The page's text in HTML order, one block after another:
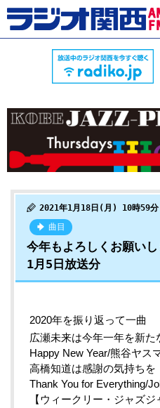
2021年1月18日(月) 10時59分
曲目
今年もよろしくお願い
1月5日放送分
2020年を振り返って一曲
広瀬未来は今年一年を新
Happy New Year/熊谷ヤス
高橋知道は感謝の気持ちを
Thank You for Everything/
【ウィークリー・ジャズジ